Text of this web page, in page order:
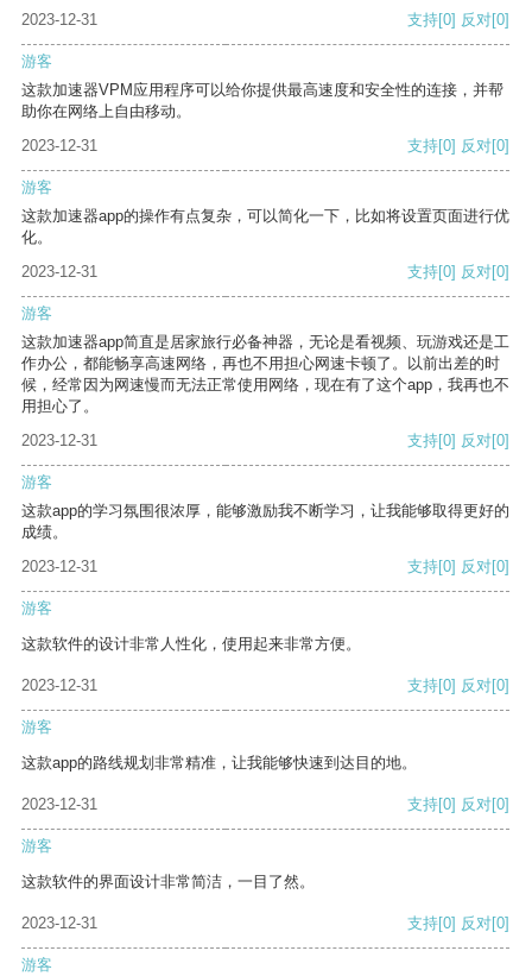
2023-12-31 支持[0] 反对[0]
游客
这款加速器VPM应用程序可以给你提供最高速度和安全性的连接，并帮
助你在网络上自由移动。
2023-12-31
支持[0] 反对[0]
游客
这款加速器app的操作有点复杂，可以简化一下，比如将设置页面进行优
化。
2023-12-31
支持[0] 反对[0]
游客
这款加速器app简直是居家旅行必备神器，无论是看视频、玩游戏还是工
作办公，都能畅享高速网络，再也不用担心网速卡顿了。以前出差的时
候，经常因为网速慢而无法正常使用网络，现在有了这个app，我再也不
用担心了。
2023-12-31
支持[0] 反对[0]
游客
这款app的学习氛围很浓厚，能够激励我不断学习，让我能够取得更好的
成绩。
2023-12-31
支持[0] 反对[0]
游客
这款软件的设计非常人性化，使用起来非常方便。
2023-12-31 支持[0] 反对[0]
游客
这款app的路线规划非常精准，让我能够快速到达目的地。
2023-12-31 支持[0] 反对[0]
游客
这款软件的界面设计非常简洁，一目了然。
2023-12-31 支持[0] 反对[0]
游客